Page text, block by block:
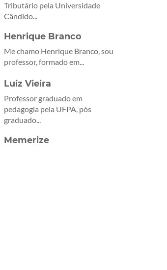
Tributário pela Universidade
Cândido...
Henrique Branco
Me chamo Henrique Branco, sou
professor, formado em...
Luiz Vieira
Professor graduado em
pedagogia pela UFPA, pós
graduado...
Memerize